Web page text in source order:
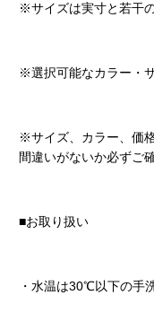
※サイズは実寸と若干
※選択可能なカラー・
※サイズ、カラー、価
間違いがないか必ずご
■お取り扱い
・水温は30℃以下の手